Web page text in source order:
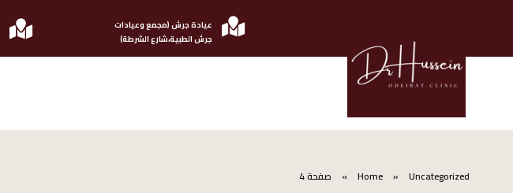
عيادة جرش (مجمع وعيادات
جرش الطبية،شارع الشرطة)
الدكتور حسين عضيبات استشاري امرض الجلدية والتناسلية
Home » Uncategorized
» صفحة 4